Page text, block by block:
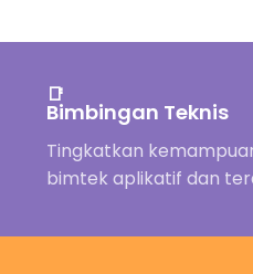
📑
Bimbingan Teknis
Tingkatkan
bimtek aplikatif dan